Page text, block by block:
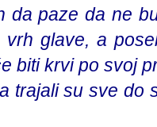
da paze da ne
glave, a
biti krvi po svoj
trajali su sve do